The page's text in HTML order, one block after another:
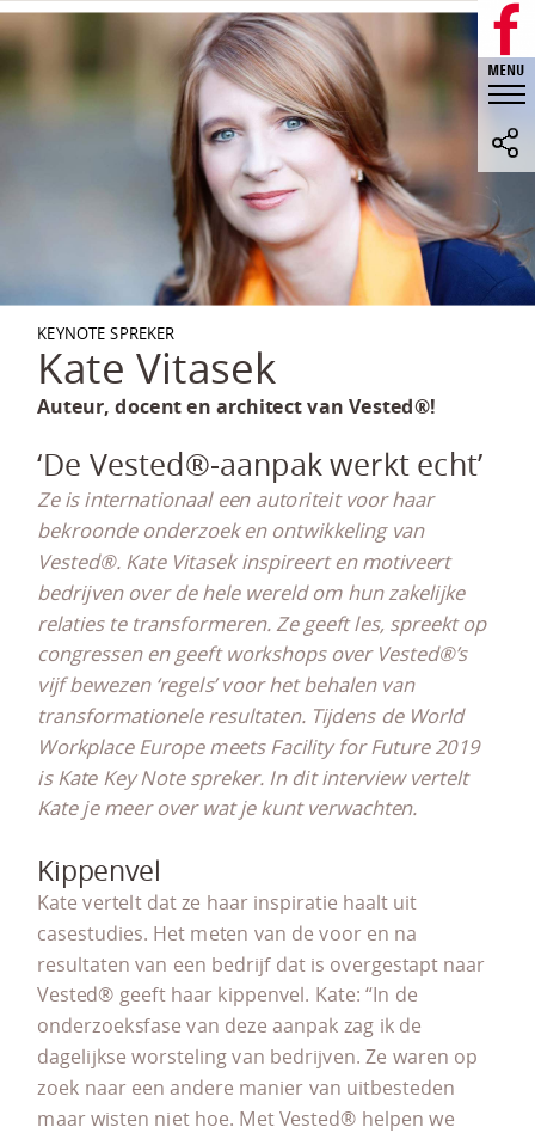
KEYNOTE SPREKER
Kate Vitasek
Auteur, docent en architect van Vested®!
‘De Vested®-aanpak werkt echt’
Ze is internationaal een autoriteit voor haar
bekroonde onderzoek en ontwikkeling van
Vested®. Kate Vitasek inspireert en motiveert
bedrijven over de hele wereld om hun zakelijke
relaties te transformeren. Ze geeft les, spreekt op
congressen en geeft workshops over Vested®’s
vijf bewezen ‘regels’ voor het behalen van
transformationele resultaten. Tijdens de World
Workplace Europe meets Facility for Future 2019
is Kate Key Note spreker. In dit interview vertelt
Kate je meer over wat je kunt verwachten.
Kippenvel
Kate vertelt dat ze haar inspiratie haalt uit
casestudies. Het meten van de voor en na
resultaten van een bedrijf dat is overgestapt naar
Vested® geeft haar kippenvel. Kate: “In de
onderzoeksfase van deze aanpak zag ik de
dagelijkse worsteling van bedrijven. Ze waren op
zoek naar een andere manier van uitbesteden
maar wisten niet hoe. Met Vested® helpen we